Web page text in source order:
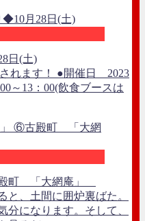
日(土)
れます！ ●開催日 2023
～13：00(飲食ブースは
殿町 「大網庵」
と、土間に囲炉裏ばた。
分になります。そして、